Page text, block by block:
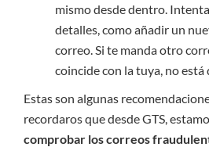
mismo desde dentro.
detalles, como añadir un
correo. Si te manda otro
coincide con la tuya, no está
Estas son algunas
recordaros que desde GTS,
comprobar los correos